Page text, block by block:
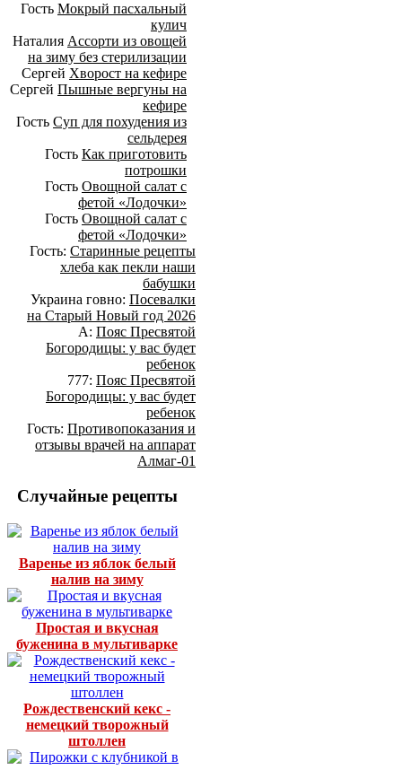
Гость Мокрый пасхальный
кулич
Наталия Ассорти из овощей
на зиму без стерилизации
Сергей Хворост на кефире
Сергей Пышные вергуны на
кефире
Гость Суп для похудения из
сельдерея
Гость Как приготовить
потрошки
Гость Овощной салат с
фетой «Лодочки»
Гость Овощной салат с
фетой «Лодочки»
Гость: Старинные рецепты
хлеба как пекли наши
бабушки
Украина говно: Посевалки
на Старый Новый год 2026
А: Пояс Пресвятой
Богородицы: у вас будет
ребенок
777: Пояс Пресвятой
Богородицы: у вас будет
ребенок
Гость: Противопоказания и
отзывы врачей на аппарат
Алмаг-01
Случайные рецепты
Варенье из яблок белый
налив на зиму
Простая и вкусная
буженина в мультиварке
Рождественский кекс -
немецкий творожный
штоллен